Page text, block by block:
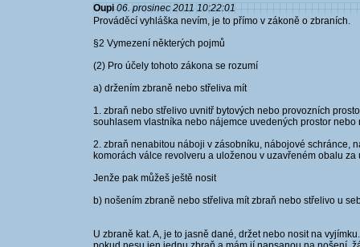
Oupi 06. prosinec 2011 10:22:01
Prováděcí vyhláška nevím, je to přímo v zákoně o zbraních.
§2 Vymezení některých pojmů
(2) Pro účely tohoto zákona se rozumí
a) držením zbraně nebo střeliva mít
1. zbraň nebo střelivo uvnitř bytových nebo provozních
souhlasem vlastníka nebo nájemce uvedených prostor nebo
2. zbraň nenabitou náboji v zásobníku, nábojové schránce,
komorách válce revolveru a uloženou v uzavřeném obalu
Jenže pak můžeš ještě nosit
b) nošením zbraně nebo střeliva mít zbraň nebo střelivo u
U zbraně kat. A, je to jasně dané, držet nebo nosit na